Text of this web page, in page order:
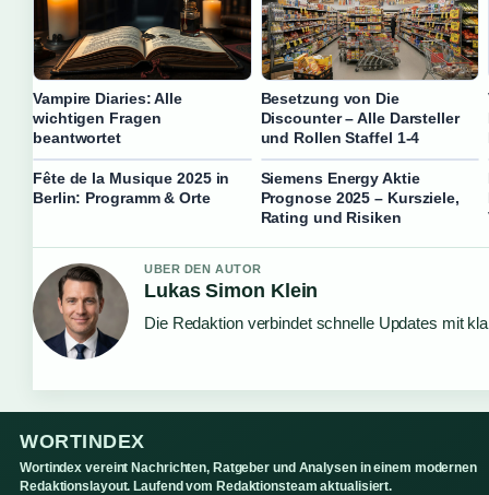
Vampire Diaries: Alle
wichtigen Fragen
beantwortet
Besetzung von Die
Discounter – Alle Darsteller
und Rollen Staffel 1-4
Fête de la Musique 2025 in
Berlin: Programm & Orte
Siemens Energy Aktie
Prognose 2025 – Kursziele,
Rating und Risiken
UBER DEN AUTOR
Lukas Simon Klein
Die Redaktion verbindet schnelle Updates mit
WORTINDEX
Wortindex vereint Nachrichten, Ratgeber und Analysen in einem modernen
Redaktionslayout. Laufend vom Redaktionsteam aktualisiert.